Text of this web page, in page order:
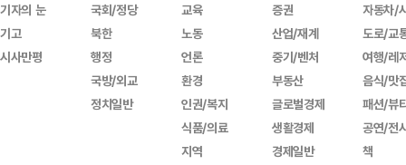
기자의 눈
기고
시사만평
국회/정당
북한
행정
국방/외교
정치일반
교육
노동
언론
환경
인권/복지
식품/의료
지역
증권
산업/재계
중기/벤처
부동산
글로벌경제
생활경제
경제일반
자동차/
도로/교
여행/레
음식/맛
패션/뷰
공연/전
책